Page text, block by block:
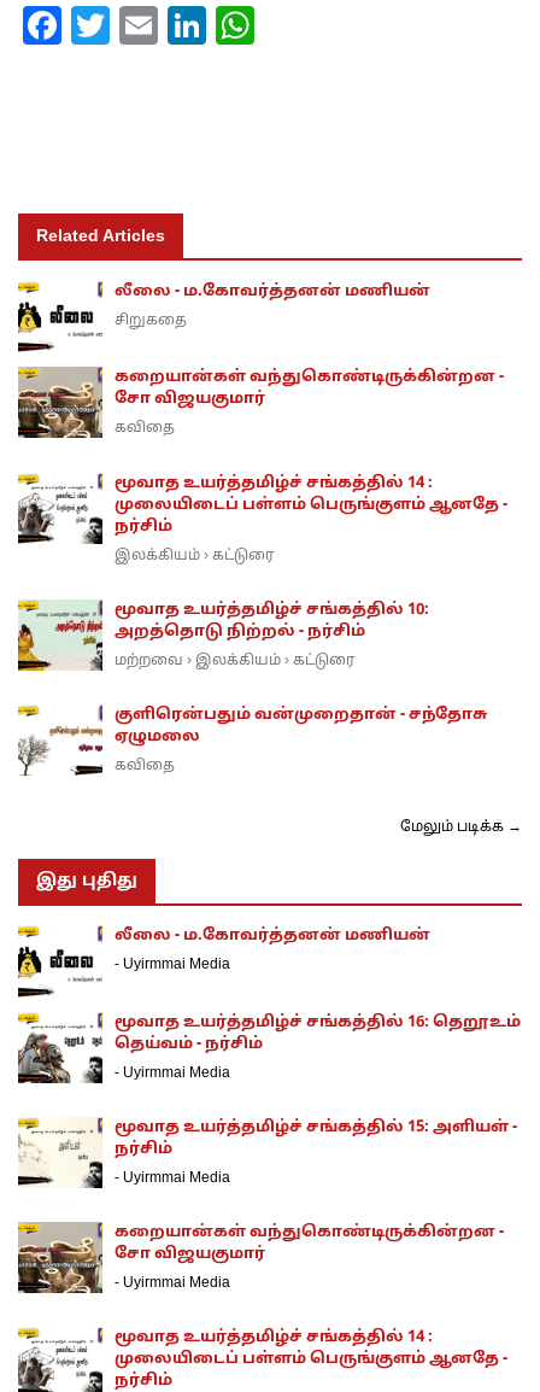
Facebook
Twitter
EmailLinkedIn
Related Articles
லீலை - ம.கோவர்த்தனன் மணியன்
சிறுகதை
கறையான்கள் வந்துகொண்டிருக்கின்றன -
சோ விஜயகுமார்
கவிதை
மூவாத உயர்த்தமிழ்ச் சங்கத்தில் 14 :
முலையிடைப் பள்ளம் பெருங்குளம் ஆனதே -
நர்சிம்
இலக்கியம் › கட்டுரை
மூவாத உயர்த்தமிழ்ச் சங்கத்தில் 10:
அறத்தொடு நிற்றல் - நர்சிம்
மற்றவை › இலக்கியம் › கட்டுரை
குளிரென்பதும் வன்முறைதான் - சந்தோசு
ஏழுமலை
கவிதை
மேலும் படிக்க →
இது புதிது
லீலை - ம.கோவர்த்தனன் மணியன்
- Uyirmmai Media
மூவாத உயர்த்தமிழ்ச் சங்கத்தில் 16: தெறூஉம்
தெய்வம் - நர்சிம்
- Uyirmmai Media
மூவாத உயர்த்தமிழ்ச் சங்கத்தில் 15: அளியள் -
நர்சிம்
- Uyirmmai Media
கறையான்கள் வந்துகொண்டிருக்கின்றன -
சோ விஜயகுமார்
- Uyirmmai Media
மூவாத உயர்த்தமிழ்ச் சங்கத்தில் 14 :
முலையிடைப் பள்ளம் பெருங்குளம் ஆனதே -
நர்சிம்